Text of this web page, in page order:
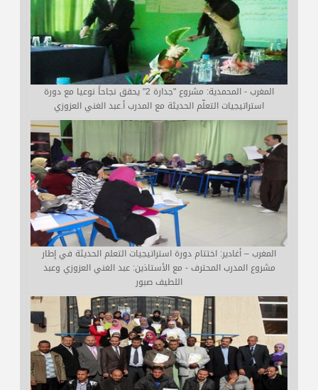
المغرب - المحمدية: مشروع "جدارة 2" يحقق نجاحاً نوعيا مع دورة
استراتيجيات التعلّم الحديثة مع المدرب أ.عبد الغني العزوزي
المغرب – أغادير: اختتام دورة استراتيجيات التعلم الحديثة في إطار
مشروع المدرب المحترف - مع الأستاذين: عبد الغني العزوزي وعبد
اللطيف صبور